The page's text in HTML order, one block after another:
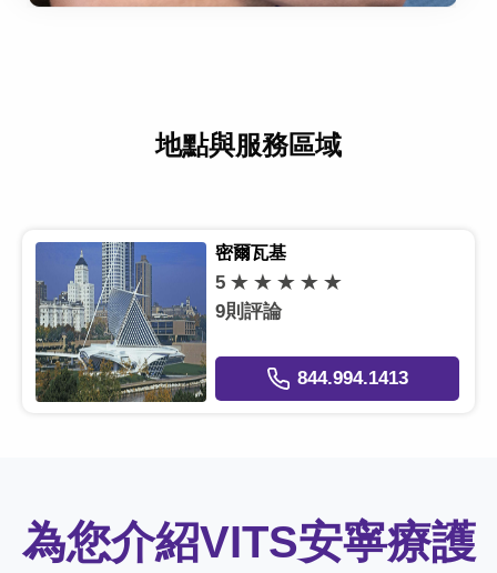
地點與服務區域
密爾瓦基
5
9則評論
844.994.1413
為您介紹VITS安寧療護